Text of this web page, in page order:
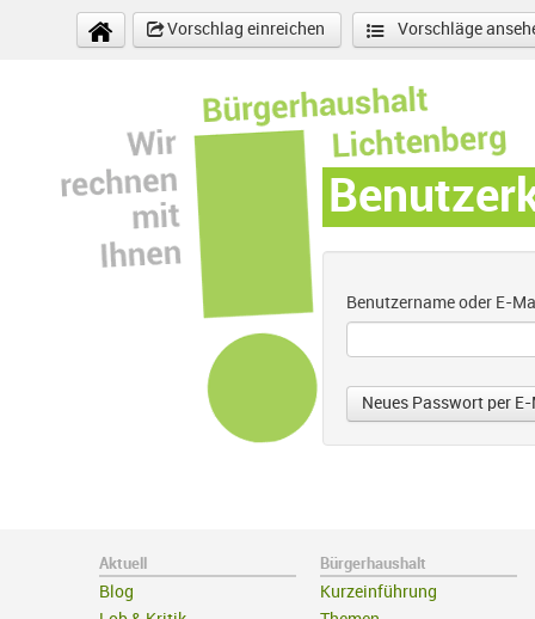
Direkt zum Inhalt
Vorschlag einreichen
Vorschläge
Benutzername oder E-
Aktuell
Blog
Bürgerhaushalt
Kurzeinführung